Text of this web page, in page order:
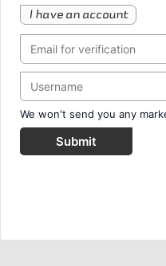
I have an account
We won't send you any
Submit